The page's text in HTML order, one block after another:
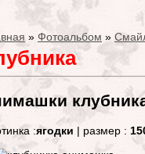
» Фотоальбом »
:ягодки | размер :